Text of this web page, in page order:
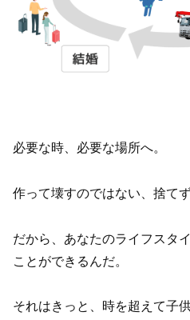
必要な時、必要な場所へ。
作って壊すのではない、捨て
だから、あなたのライフスタ
ことができるんだ。
それはきっと、時を超えて子